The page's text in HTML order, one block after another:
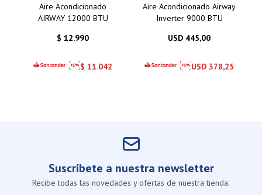
Aire Acondicionado
AIRWAY 12000 BTU
$ 12.990
$ 11.042
Aire Acondicionado Airway
Inverter 9000 BTU
USD 445,00
USD 378,25
Suscríbete a nuestra newsletter
Recibe todas las novedades y ofertas de nuestra tienda.